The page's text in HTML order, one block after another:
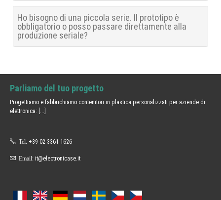
Ho bisogno di una piccola serie. Il prototipo è
obbligatorio o posso passare direttamente alla
produzione seriale?
Parliamo del tuo progetto
Progettiamo e fabbrichiamo contenitori in plastica personalizzati per aziende di
elettronica: [...]
Tel: +39 02 3361 1626
Email: it@electronicase.it